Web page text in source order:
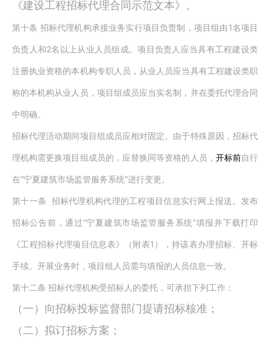
《建设工程招标代理合同示范文本》。
第十条 招标代理机构承接业务实行项目负责制，项目组由 1名项目
负责人和 2名以上从业人员组成。项目负责人应当具有工程建设类
注册执业资格的本机构专职人员，从业人员应当具有工程建设类职
称的本机构从业人员，项目组成员应当实名制，并在委托代理合同
中明确。
招标代理活动期间项目组成员应相对固定。由于特殊原因，招标代
理机构需更换项目组成员的，应替换同等资格的人员， 开标前自行
在“宁夏建筑市场监管服务系统”进行变更。
第十一条 招标代理机构代理的工程项目信息实行网上报送。发布
招标公告前，通过“宁夏建筑市场监管服务系统”填报并下载打印
《工程招标代理项目信息表》（附表1 ），持该表办理招标、开标
手续。开展业务时，项目组人员需与填报的人员信息一致。
第十二条 招标代理机构受招标人的委托，可承担下列工作：
（一）向招标投标监督部门提请招标核准；
（二）拟订招标方案；